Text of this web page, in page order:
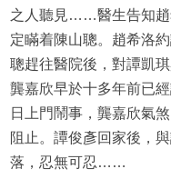
之人聽見……醫生告知趙
定瞞着陳山聰。趙希洛
聰趕往醫院後，對譚凱
龔嘉欣早於十多年前已
日上門鬧事，龔嘉欣氣
阻止。譚俊彥回家後，
落，忍無可忍……